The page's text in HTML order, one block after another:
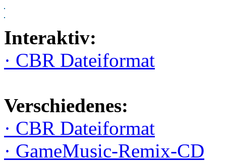
Interaktiv:
· CBR Dateiformat
Verschiedenes:
· CBR Dateiformat
· GameMusic-Remix-CD